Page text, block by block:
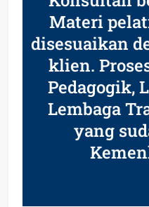
Materi
disesuaikan
klien.
Pedagogik,
Lembaga
yang